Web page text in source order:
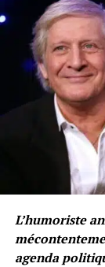
L’humoriste
agenda